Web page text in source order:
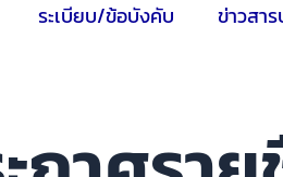
ระเบียบ/ข้อบังคับ
ข่าวสา